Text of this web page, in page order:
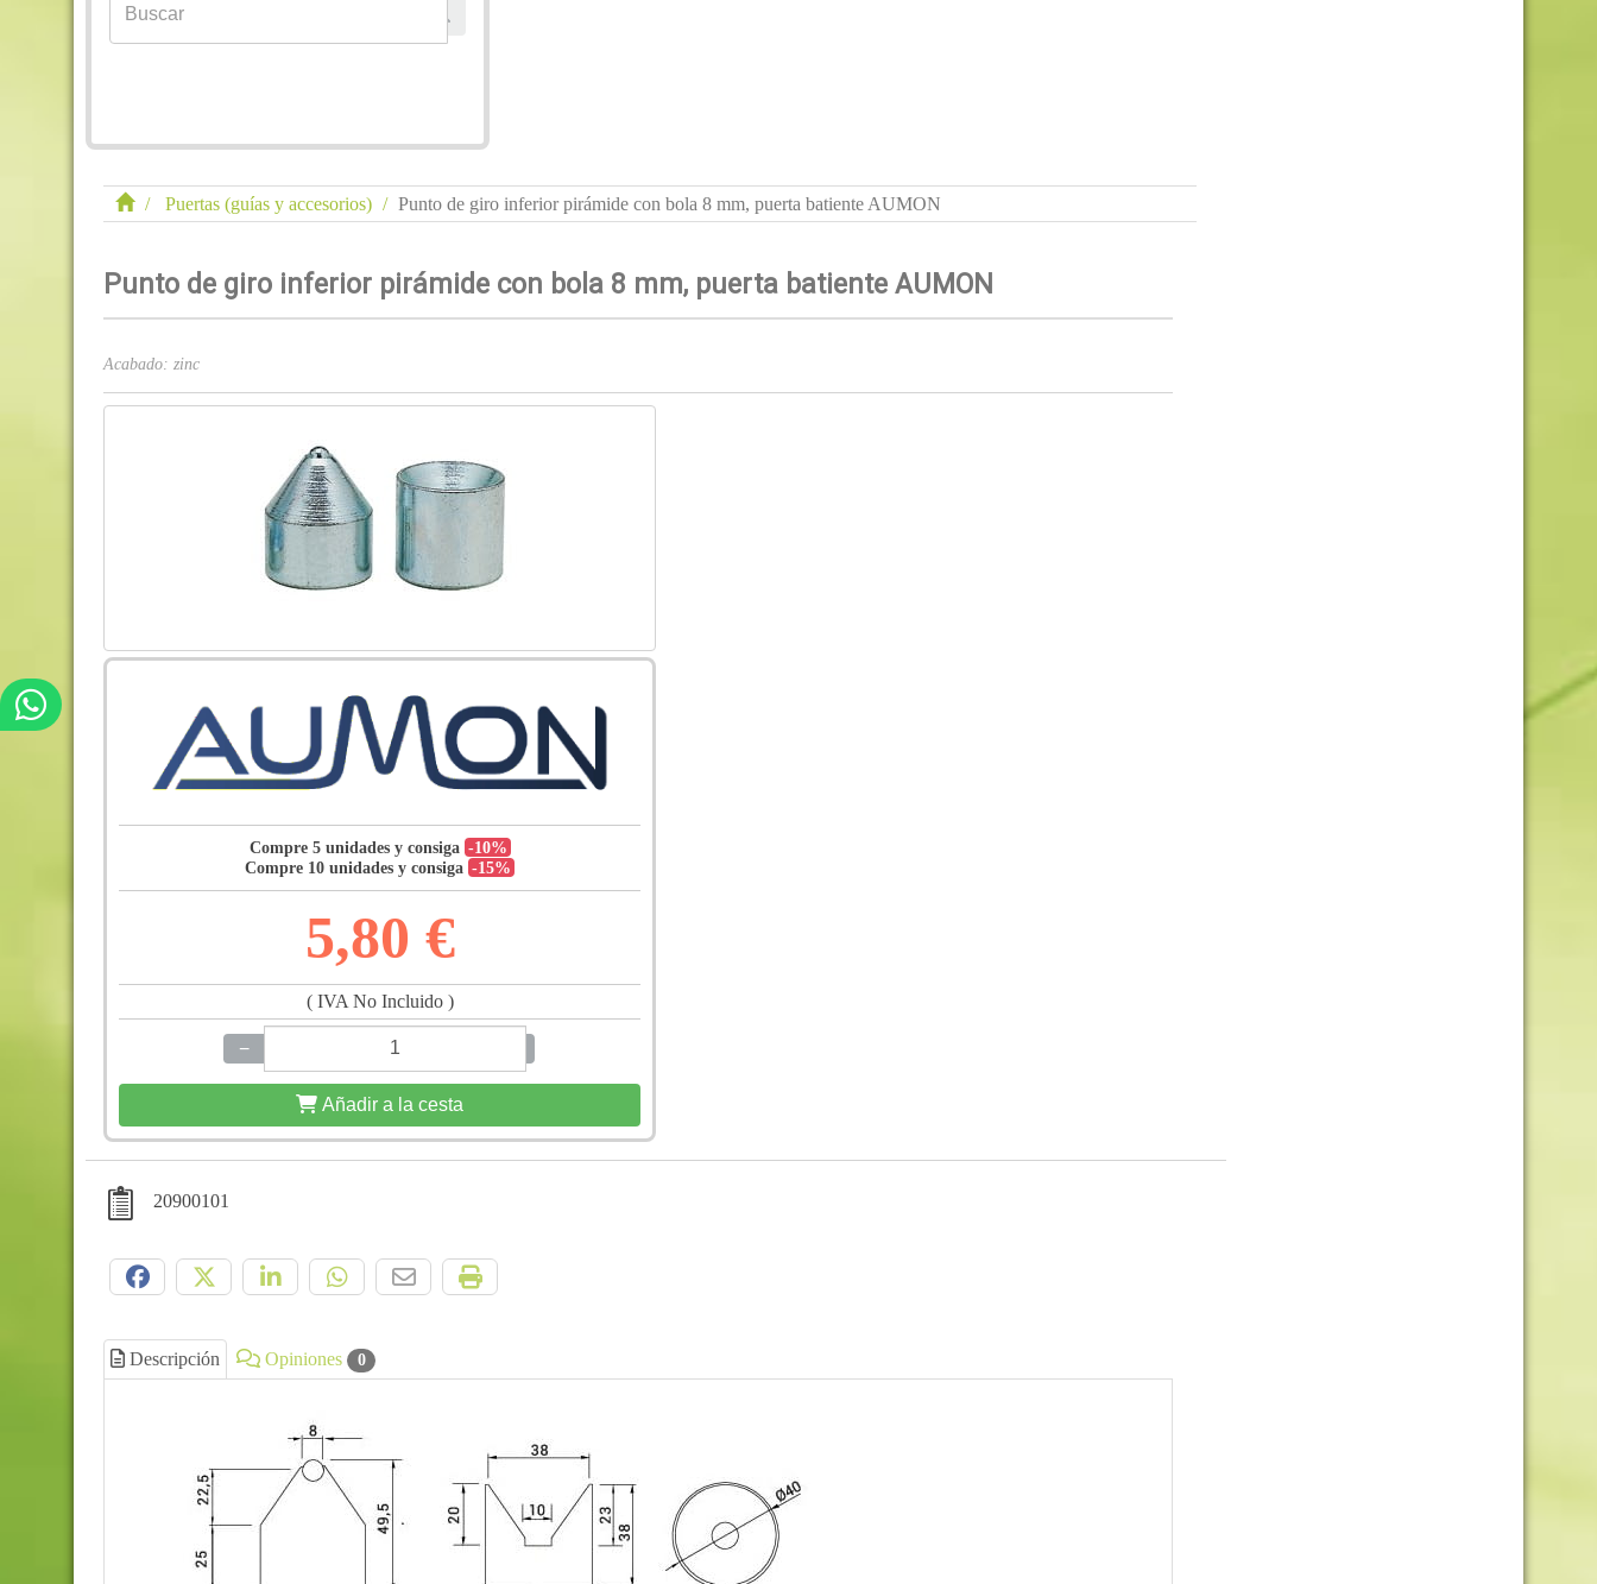
Puertas (guías y accesorios) Punto de giro inferior pirámide con bola 8 mm, puerta batiente AUMON
Punto de giro inferior pirámide con bola 8 mm, puerta batiente AUMON
Acabado: zinc
Compre 5 unidades y consiga -10%
Compre 10 unidades y consiga -15%
5,80 €
( IVA No Incluido )
−
Añadir a la cesta
20900101
Descripción Opiniones 0